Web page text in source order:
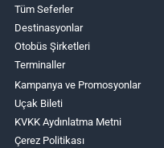
Tüm Seferler
Destinasyonlar
Otobüs Şirketleri
Terminaller
Kampanya ve Promosyonlar
Uçak Bileti
KVKK Aydınlatma Metni
Çerez Politikası